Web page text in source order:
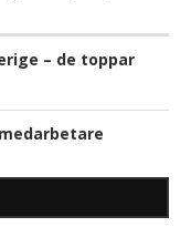
– de toppar